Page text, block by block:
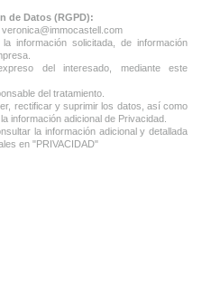
de Datos (RGPD):
veronica@immocastell.com
información solicitada, de información
del interesado, mediante este
del tratamiento.
rectificar y suprimir los datos, así como
información adicional de Privacidad.
la información adicional y detallada
en "PRIVACIDAD"